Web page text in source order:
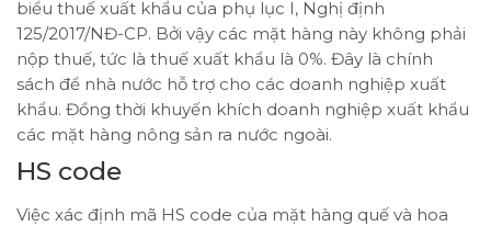
biểu thuế xuất khẩu của phụ lục I, Nghị định
125/2017/NĐ-CP. Bởi vậy các mặt hàng này không phải
nộp thuế, tức là thuế xuất khẩu là 0%. Đây là chính
sách để nhà nước hỗ trợ cho các doanh nghiệp xuất
khẩu. Đồng thời khuyến khích doanh nghiệp xuất khẩu
các mặt hàng nông sản ra nước ngoài.
HS code
Việc xác định mã HS code của mặt hàng quế và hoa